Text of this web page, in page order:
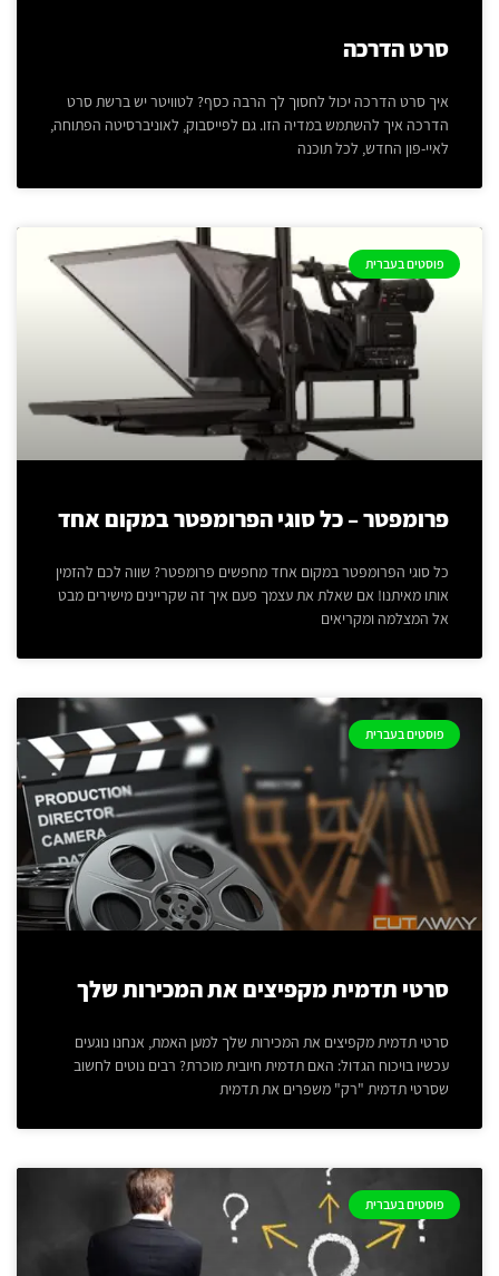
סרט הדרכה
איך סרט הדרכה יכול לחסוך לך הרבה כסף? לטוויטר יש ברשת סרט
הדרכה איך להשתמש במדיה הזו. גם לפייסבוק, לאוניברסיטה הפתוחה,
לאיי-פון החדש, לכל תוכנה
פוסטים בעברית
פרומפטר – כל סוגי הפרומפטר במקום אחד
כל סוגי הפרומפטר במקום אחד מחפשים פרומפטר? שווה לכם להזמין
אותו מאיתנו! אם שאלת את עצמך פעם איך זה שקריינים מישירים מבט
אל המצלמה ומקריאים
פוסטים בעברית
סרטי תדמית מקפיצים את המכירות שלך
סרטי תדמית מקפיצים את המכירות שלך למען האמת, אנחנו נוגעים
עכשיו בויכוח הגדול: האם תדמית חיובית מוכרת? רבים נוטים לחשוב
שסרטי תדמית "רק" משפרים את תדמית
פוסטים בעברית